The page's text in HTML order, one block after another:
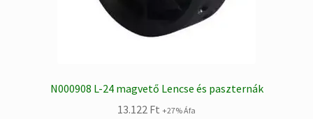
N000908 L-24 magvető Lencse és paszternák
13.122 Ft +27% Áfa